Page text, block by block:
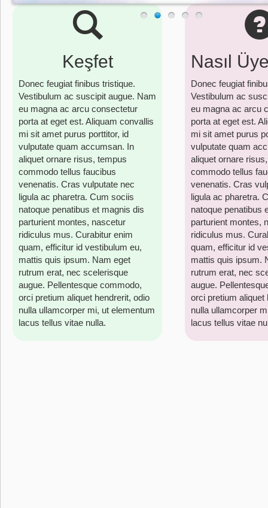
Keşfet
Donec feugiat finibus tristique.
Vestibulum ac suscipit augue. Nam
eu magna ac arcu consectetur
porta at eget est. Aliquam convallis
mi sit amet purus porttitor, id
vulputate quam accumsan. In
aliquet ornare risus, tempus
commodo tellus faucibus
venenatis. Cras vulputate nec
ligula ac pharetra. Cum sociis
natoque penatibus et magnis dis
parturient montes, nascetur
ridiculus mus. Curabitur enim
quam, efficitur id vestibulum eu,
mattis quis ipsum. Nam eget
rutrum erat, nec scelerisque
augue. Pellentesque commodo,
orci pretium aliquet hendrerit, odio
nulla ullamcorper mi, ut elementum
lacus tellus vitae nulla.
Nasıl
Donec feugiat
Vestibulum ac
eu magna ac arcu
porta at eget est.
mi sit amet purus
vulputate quam
aliquet ornare
commodo tellus
venenatis. Cras
ligula ac pharetra.
natoque penatibus
parturient montes,
ridiculus mus.
quam, efficitur id
mattis quis ipsum.
rutrum erat, nec
augue.
orci pretium aliquet
nulla ullamcorper
lacus tellus vitae